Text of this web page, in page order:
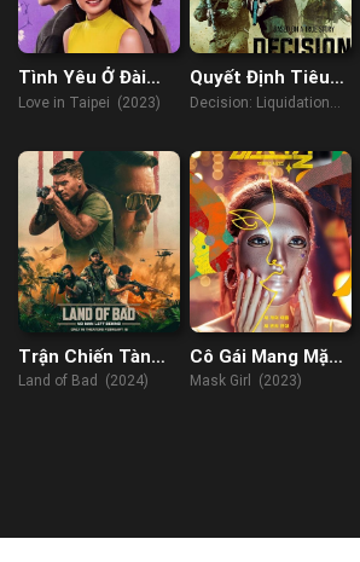
Tình Yêu Ở Đài
Bắc
Love in Taipei (2023)
Quyết Định Tiêu
Diệt
Decision: Liquidation
Trận Chiến Tàn
Khốc
Land of Bad (2024)
Cô Gái Mang Mặt
Nạ
Mask Girl (2023)